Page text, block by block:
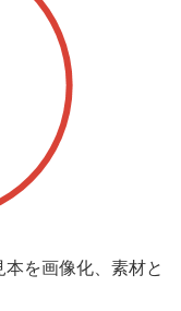
を画像化、素材と